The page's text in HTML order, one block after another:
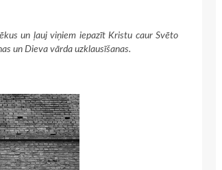
un ļauj viņiem iepazīt Kristu caur Svēto
un Dieva vārda uzklausīšanas.